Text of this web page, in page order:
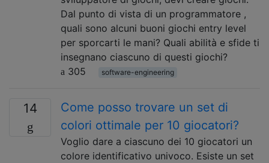
Dal punto di vista di un programmatore ,
quali sono alcuni buoni giochi entry level
per sporcarti le mani? Quali abilità e sfide ti
insegnano ciascuno di questi giochi?
305
software-engineering
14
Come posso trovare un set di
colori ottimale per 10 giocatori?
Voglio dare a ciascuno dei 10 giocatori un
colore identificativo univoco. Esiste un set